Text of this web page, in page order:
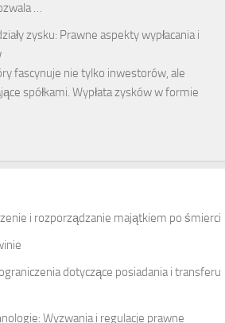
…
zysku: Prawne aspekty wypłacania i
fascynuje nie tylko inwestorów, ale
spółkami. Wypłata zysków w formie
i rozporządzanie majątkiem po śmierci
dotyczące posiadania i transferu
Wyzwania i regulacje prawne